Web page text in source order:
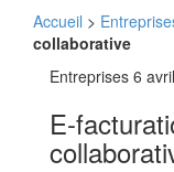
Accueil >
collaborative
Entreprises 6
E-